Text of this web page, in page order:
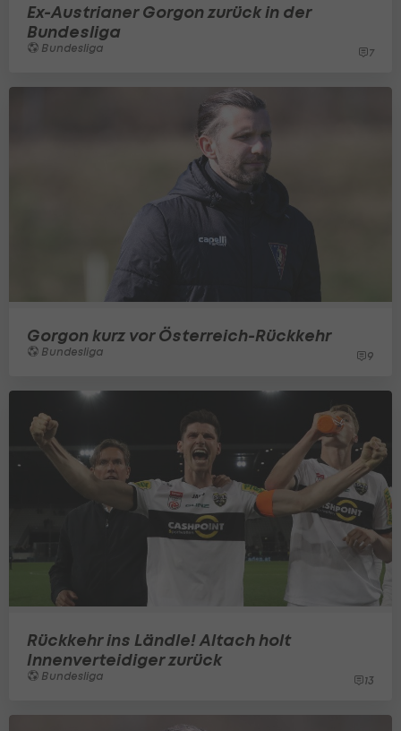
Ex-Austrianer Gorgon zurück in der
Bundesliga
Bundesliga 7
Gorgon kurz vor Österreich-Rückkehr
Bundesliga 9
Rückkehr ins Ländle! Altach holt
Innenverteidiger zurück
Bundesliga 13